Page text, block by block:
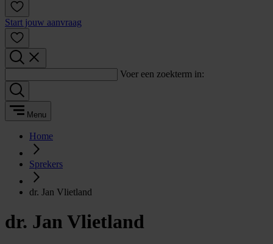
Start jouw aanvraag
Voer een zoekterm in:
Menu
Home
Sprekers
dr. Jan Vlietland
dr. Jan Vlietland